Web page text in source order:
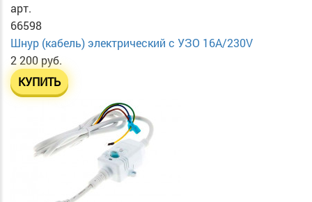
арт.
66598
Шнур (кабель) электрический с УЗО 16А/230V
2 200 руб.
КУПИТЬ